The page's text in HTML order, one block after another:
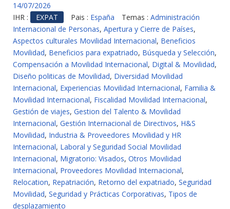
14/07/2026
IHR :
EXPAT Pais : España Temas : Administración
Internacional de Personas, Apertura y Cierre de Países,
Aspectos culturales Movilidad Internacional, Beneficios
Movilidad, Beneficios para expatriado, Búsqueda y Selección,
Compensación a Movilidad Internacional, Digital & Movilidad,
Diseño politicas de Movilidad, Diversidad Movilidad
Internacional, Experiencias Movilidad Internacional, Familia &
Movilidad Internacional, Fiscalidad Movilidad Internacional,
Gestión de viajes, Gestion del Talento & Movilidad
Internacional, Gestión Internacional de Directivos, H&S
Movilidad, Industria & Proveedores Movilidad y HR
Internacional, Laboral y Seguridad Social Movilidad
Internacional, Migratorio: Visados, Otros Movilidad
Internacional, Proveedores Movilidad Internacional,
Relocation, Repatriación, Retorno del expatriado, Seguridad
Movilidad, Seguridad y Prácticas Corporativas, Tipos de
desplazamiento